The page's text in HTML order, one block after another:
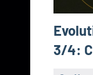
3/4: